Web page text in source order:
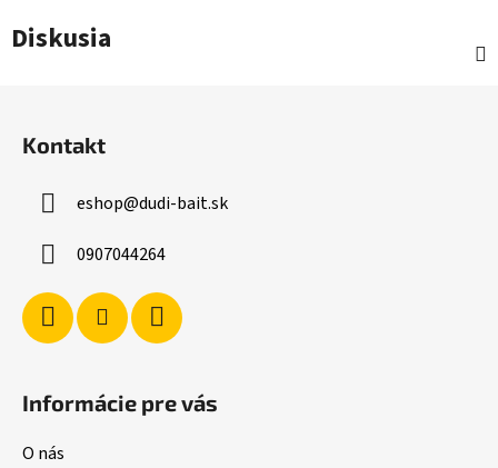
Diskusia
Kontakt
eshop@dudi-bait.sk
0907044264
Informácie pre vás
O nás